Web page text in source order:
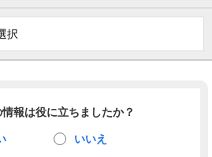
択
報は役に立ちましたか？
いいえ